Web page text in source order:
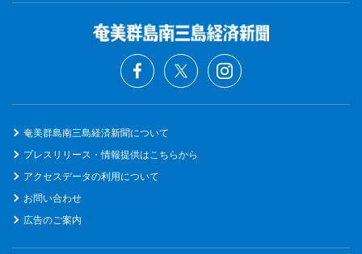
奄美群島南三島経済新聞について
プレスリリース・情報提供はこちらから
アクセスデータの利用について
お問い合わせ
広告のご案内